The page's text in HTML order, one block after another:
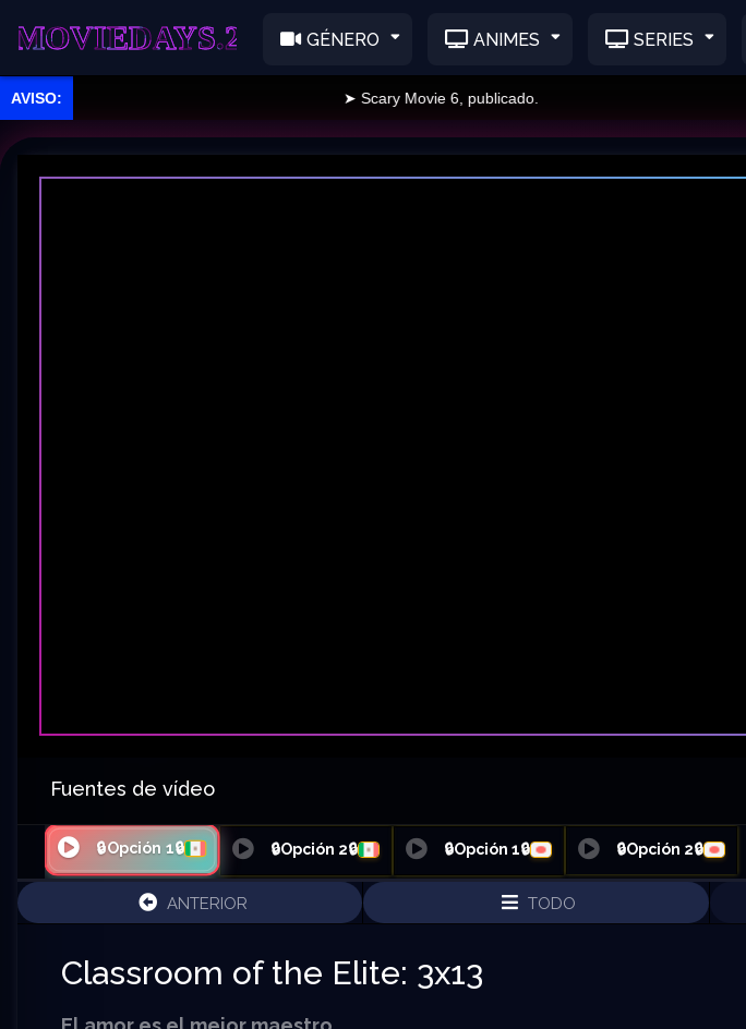
GÉNERO ANIMES SERIES
➤ Scary Movie 6, publicado.
Fuentes de vídeo
🔒Opción 1🔒 🔒Opción 2🔒 🔒Opción 1🔒 🔒Opción 2🔒
ANTERIOR TODO
Classroom of the Elite: 3x13